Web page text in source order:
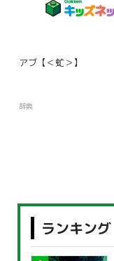
アブ【＜虻＞】
辞典
ランキング